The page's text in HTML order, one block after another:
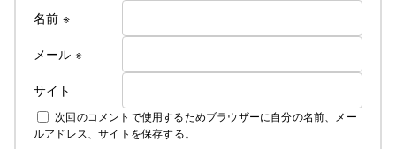
名前 ※
メール ※
サイト
次回のコメントで使用するためブラウザーに自分の名前、メー
ルアドレス、サイトを保存する。